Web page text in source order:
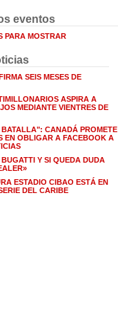
eventos
PARA MOSTRAR
SEIS MESES DE
ASPIRA A
MEDIANTE VIENTRES DE
CANADÁ PROMETE
EN OBLIGAR A FACEBOOK A
Y SI QUEDA DUDA
ESTADIO CIBAO ESTÁ EN
DEL CARIBE